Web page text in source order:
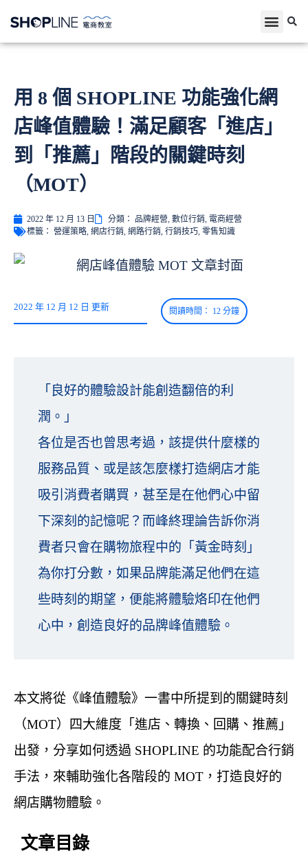
用 8 個 SHOPLINE 功能強化網
店峰值體驗！滿足顧客「進店」
到「推薦」階段的關鍵時刻
（MOT）
2022 年 12 月 13 日 分類： 品牌經營, 數位行銷, 電商經營
標籤： 營運策略, 網店行銷, 網路行銷, 行銷技巧, 零售知識
2022 年 12 月 12 日 更新
「良好的體驗設計能創造翻倍的利
潤。」
各位是否也曾思考過，該提供什麼樣的
服務品質、或是該怎麼樣打造網店才能
吸引消費者購買，甚至是在他們心中留
下深刻的記憶呢？而峰終理論告訴你消
費者只會在購物旅程中的「黃金時刻」
為你打分數，如果品牌能滿足他們在這
些時刻的期望，便能將體驗烙印在他們
心中，創造良好的品牌峰值體驗。
本文將從《峰值體驗》一書中所提到的關鍵時刻
（MOT）四大維度「進店、轉換、回購、推薦」
出發，分享如何透過 SHOPLINE 的功能配合行銷
手法，來輔助強化各階段的 MOT，打造良好的
網店購物體驗。
文章目錄